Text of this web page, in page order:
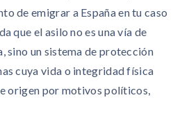
de emigrar a España en tu caso
que el asilo no es una vía de
sino un sistema de protección
cuya vida o integridad física
origen por motivos políticos,